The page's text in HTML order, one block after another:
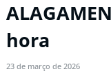
hora
23 de março de 2026